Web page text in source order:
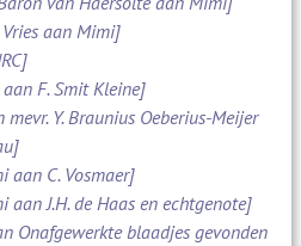
aan Mimi]
F. Smit Kleine]
Y. Braunius Oeberius-Meijer
aan C. Vosmaer]
J.H. de Haas en echtgenote]
Onafgewerkte blaadjes gevonden